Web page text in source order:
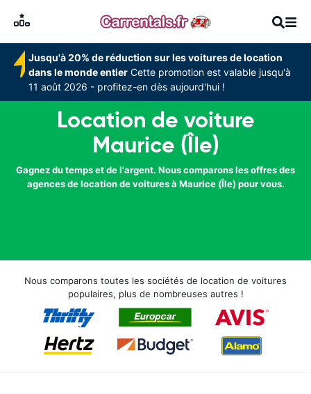
Jusqu'à 20% de réduction sur les voitures de location
dans le monde entier Cette promotion est valable jusqu'à
11 août 2026 - profitez-en dès aujourd'hui !
Location de voiture
Maurice (Île)
Gagnez du temps et de l'argent. Nous comparons les offres des
agences de location de voitures à Maurice (Île) pour vous.
Nous comparons toutes les sociétés de location de voitures
populaires, plus de nombreuses autres !